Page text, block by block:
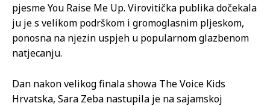
pjesme You Raise Me Up. Virovitička publika dočekala
ju je s velikom podrškom i gromoglasnim pljeskom,
ponosna na njezin uspjeh u popularnom glazbenom
natjecanju.
Dan nakon velikog finala showa The Voice Kids
Hrvatska, Sara Zeba nastupila je na sajamskoj